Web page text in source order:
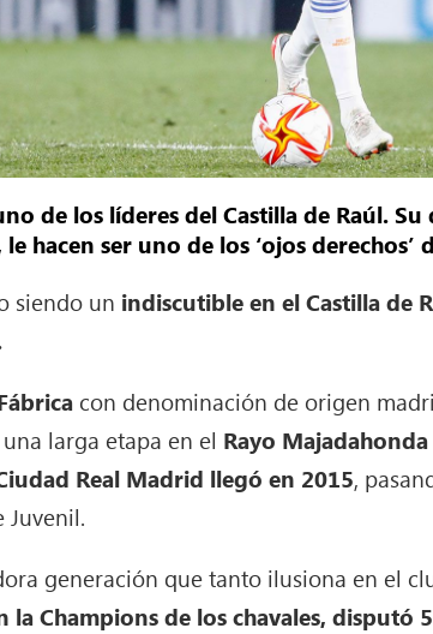
de los líderes del Castilla de Raúl.
hacen ser uno de los ‘ojos
siendo un indiscutible en el Castilla de
con denominación de origen
larga etapa en el Rayo
Real Madrid llegó en 2015,
Juvenil.
generación que tanto ilusiona en el
la Champions de los chavales, disputó